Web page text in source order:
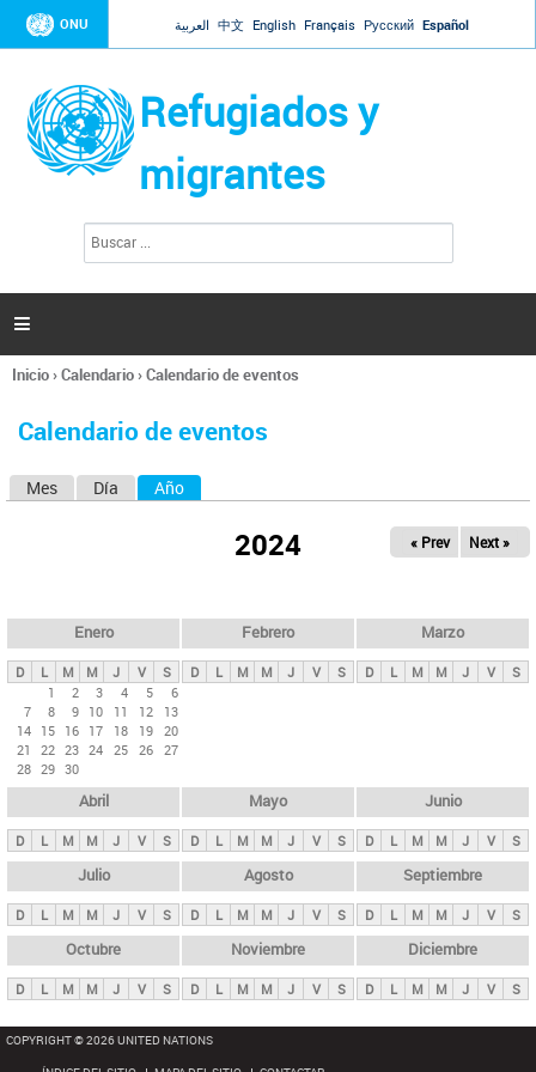
Jump to navigation
ONU العربية 中文 English Français Русский Español
Refugiados y
migrantes
l
d
s

Se
usted
Inicio›Calendario›Calendario de eventos
Calendario de eventos
s
p
n
i
p
a
l
s
Mes Día Año
2024 « Prev Next »
Enero
D L M M J V
S
1
2 3 4 5
6
7
8 9 10 11 12
13
14 15 16 17 18 19 20
21
22 23 24 25 26 27
28 29 30
Febrero
D L M M J V S
Marzo
D L M M J V S
Abril
D L M M J V S
Mayo
D L M M J V S
Junio
D L M M J V S
Julio
D L M M J V S
Agosto
D L M M J V S
Septiembre
D L M M J V S
Octubre
D L M M J V S
Noviembre
D L M M J V S
Diciembre
D L M M J V S
COPYRIGHT © 2026 UNITED NATIONS